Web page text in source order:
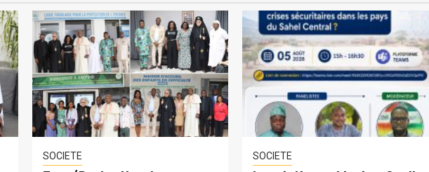
SOCIETE SOCIETE